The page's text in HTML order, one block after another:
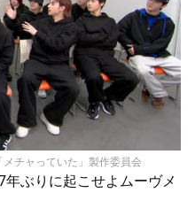
チャっていた」製作委員会
年ぶりに起こせよムーヴメ